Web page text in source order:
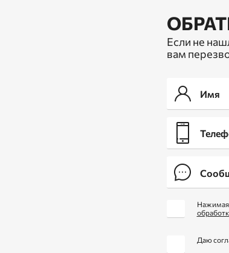
Если не
вам
Нажимая
Даю